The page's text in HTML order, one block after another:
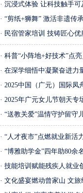
· 沉浸式体验 让科技触手可
· “剪纸+狮舞” 激活非遗传
· 民宿管家培训 技铸匠心优
· 科普“小阵地+好技术”点
· 在深学细悟中凝聚奋进力
· 2025中国（广元）国际凤
· 2025年广元女儿节朝天专
· “送教关爱”温情守护留守
· “人才夜市”点燃就业新活
· “博雅助学金”四年助80余
· 技能培训赋能残疾人就业
· 文化盛宴燃动曾家山 文